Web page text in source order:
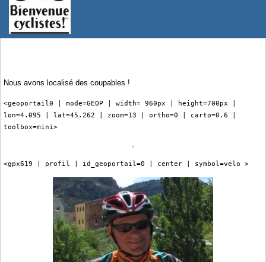
Nous avons localisé des coupables !
<geoportail0 | mode=GEOP | width= 960px | height=700px |
lon=4.095 | lat=45.262 | zoom=13 | ortho=0 | carto=0.6 |
toolbox=mini>
<gpx619 | profil | id_geoportail=0 | center | symbol=velo >